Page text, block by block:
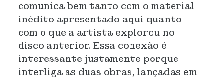
comunica bem tanto com o material
inédito apresentado aqui quanto
com o que a artista explorou no
disco anterior. Essa conexão é
interessante justamente porque
interliga as duas obras, lançadas em